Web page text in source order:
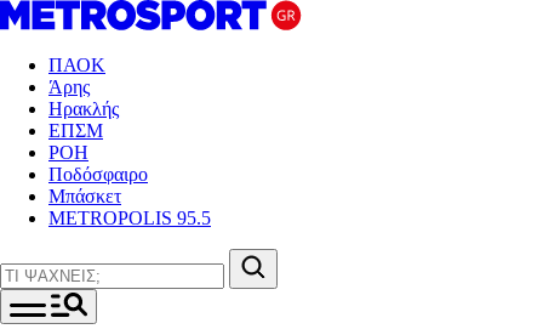
ΠΑΟΚ
Άρης
Ηρακλής
ΕΠΣΜ
ΡΟΗ
Ποδόσφαιρο
Μπάσκετ
METROPOLIS 95.5